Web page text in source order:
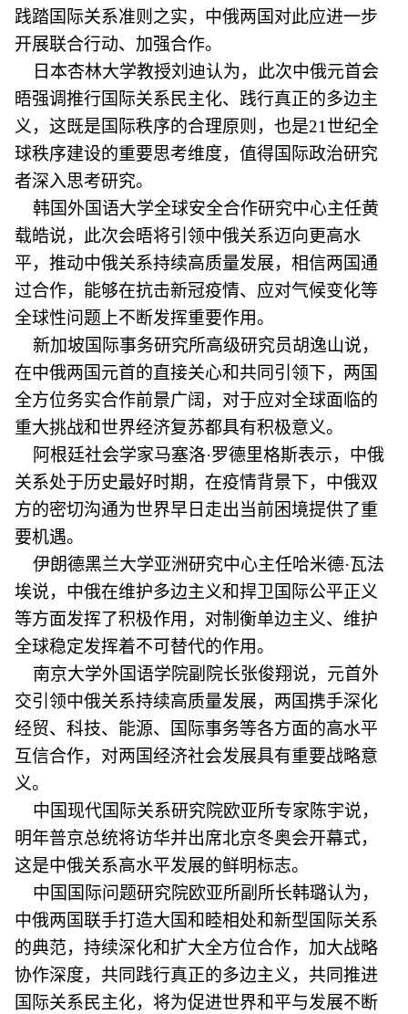
践踏国际关系准则之实，中俄两国对此应进一步
开展联合行动、加强合作。
日本杏林大学教授刘迪认为，此次中俄元首会
晤强调推行国际关系民主化、践行真正的多边主
义，这既是国际秩序的合理原则，也是21世纪全
球秩序建设的重要思考维度，值得国际政治研究
者深入思考研究。
韩国外国语大学全球安全合作研究中心主任黄
载皓说，此次会晤将引领中俄关系迈向更高水
平，推动中俄关系持续高质量发展，相信两国通
过合作，能够在抗击新冠疫情、应对气候变化等
全球性问题上不断发挥重要作用。
新加坡国际事务研究所高级研究员胡逸山说，
在中俄两国元首的直接关心和共同引领下，两国
全方位务实合作前景广阔，对于应对全球面临的
重大挑战和世界经济复苏都具有积极意义。
阿根廷社会学家马塞洛·罗德里格斯表示，中俄
关系处于历史最好时期，在疫情背景下，中俄双
方的密切沟通为世界早日走出当前困境提供了重
要机遇。
伊朗德黑兰大学亚洲研究中心主任哈米德·瓦法
埃说，中俄在维护多边主义和捍卫国际公平正义
等方面发挥了积极作用，对制衡单边主义、维护
全球稳定发挥着不可替代的作用。
南京大学外国语学院副院长张俊翔说，元首外
交引领中俄关系持续高质量发展，两国携手深化
经贸、科技、能源、国际事务等各方面的高水平
互信合作，对两国经济社会发展具有重要战略意
义。
中国现代国际关系研究院欧亚所专家陈宇说，
明年普京总统将访华并出席北京冬奥会开幕式，
这是中俄关系高水平发展的鲜明标志。
中国国际问题研究院欧亚所副所长韩璐认为，
中俄两国联手打造大国和睦相处和新型国际关系
的典范，持续深化和扩大全方位合作，加大战略
协作深度，共同践行真正的多边主义，共同推进
国际关系民主化，将为促进世界和平与发展不断